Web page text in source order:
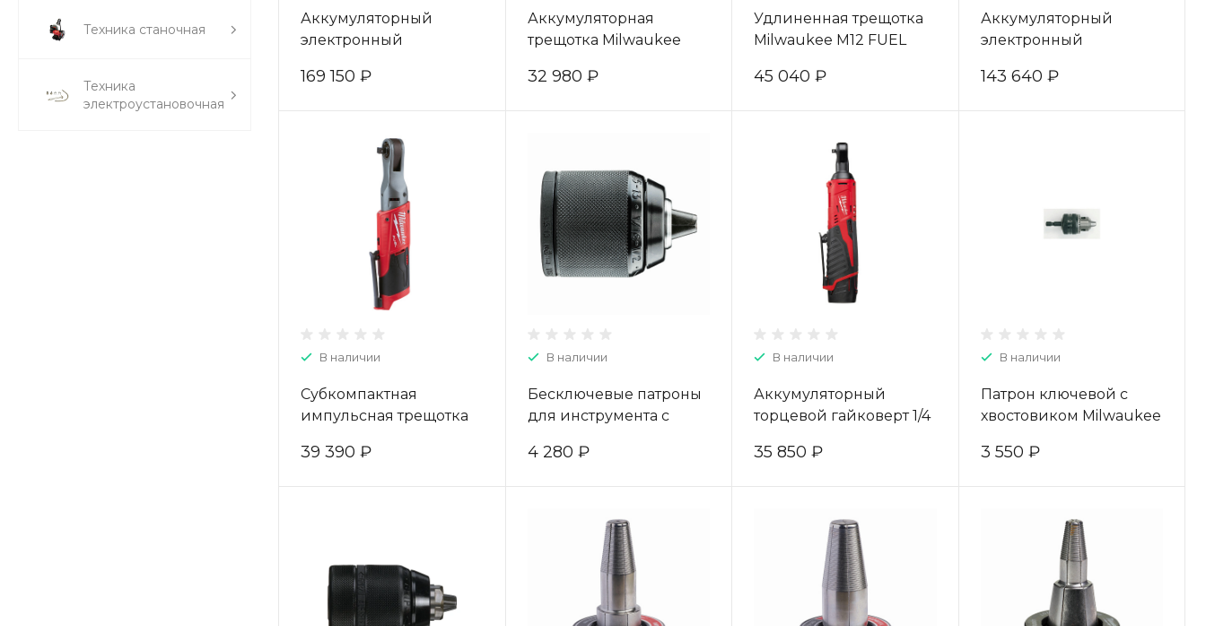
Техника станочная
Техника
электроустановочная
Аккумуляторный
электронный
ключ Milwaukee M12
169 150 ₽
Аккумуляторная
трещотка Milwaukee
4933478172
32 980 ₽
Удлиненная трещотка
Milwaukee M12 FUEL
45 040 ₽
Аккумуляторный
электронный
ключ Milwaukee M12
143 640 ₽
В наличии
Субкомпактная
импульсная трещотка
FIR38-0 4933459797
39 390 ₽
В наличии
Бесключевые патроны
для инструмента с
9/16\u0022 x 18 / 1 sleeve
4 280 ₽
В наличии
Аккумуляторный
торцевой гайковерт 1/4
IR-201B 4933441725
35 850 ₽
В наличии
Патрон ключевой с
хвостовиком Milwaukee
3 550 ₽